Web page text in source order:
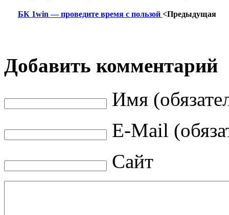
БК 1win — проведите время с пользой <Предыдущая
Добавить комментарий
Имя
E-Mail
Сайт